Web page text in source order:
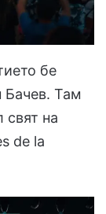
бе
Бачев. Там
свят на
de la